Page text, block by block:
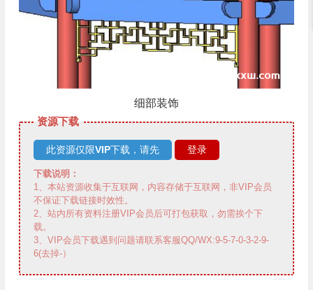
细部装饰
资源下载
此资源仅限VIP下载，请先 登录
下载说明：
1、本站资源收集于互联网，内容存储于互联网，非VIP会员
不保证下载链接时效性。
2、站内所有资料注册VIP会员后可打包获取，勿需挨个下
载。
3、VIP会员下载遇到问题请联系客服QQ/WX:9-5-7-0-3-2-9-
6(去掉-）